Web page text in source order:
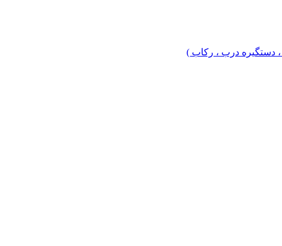
، دستگیره درب ، رکاب )